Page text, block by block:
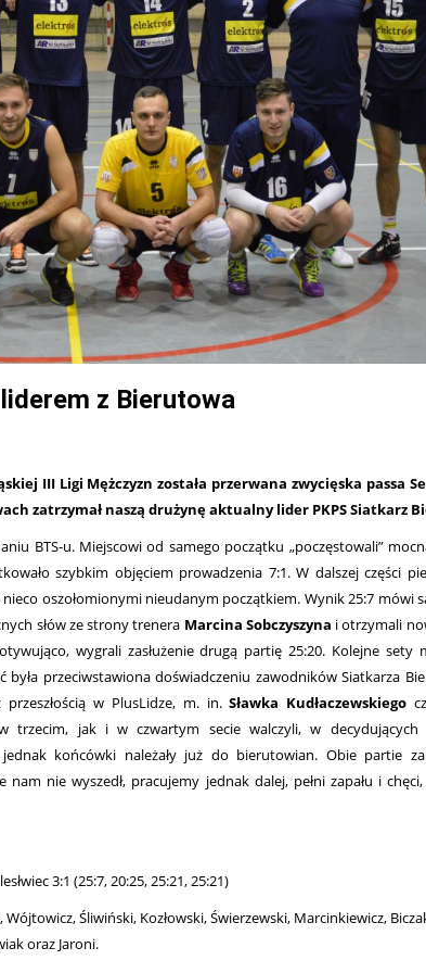
z Bierutowa
III Ligi Mężczyzn została przerwana zwycięska passa
zatrzymał naszą drużynę aktualny lider PKPS Siatkarz
BTS-u. Miejscowi od samego początku „poczęstowali”
szybkim objęciem prowadzenia 7:1. W dalszej części
oszołomionymi nieudanym początkiem. Wynik 25:7 mówi
słów ze strony trenera Marcina Sobczyszyna i otrzymali
wygrali zasłużenie drugą partię 25:20. Kolejne sety
była przeciwstawiona doświadczeniu zawodników Siatkarza
w PlusLidze, m. in.Sławka Kudłaczewskiego
trzecim, jak i w czwartym secie walczyli, w decydujących
końcówki należały już do bierutowian. Obie partie
nam nie wyszedł, pracujemy jednak dalej, pełni zapału i
3:1 (25:7, 20:25, 25:21, 25:21)
Wójtowicz, Śliwiński, Kozłowski, Świerzewski, Marcinkiewicz,
oraz Jaroni.